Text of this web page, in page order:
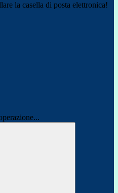
la casella di posta elettronica!